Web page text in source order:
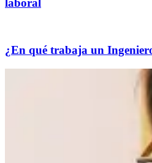
laboral
¿En qué trabaja un